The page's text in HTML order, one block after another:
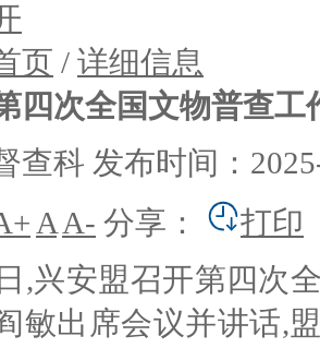
页 / 详细信息
四次全国文物普查工
查科 发布时间：
A A- 分享：
打印
日,兴安盟召开第四次
敏出席会议并讲话,